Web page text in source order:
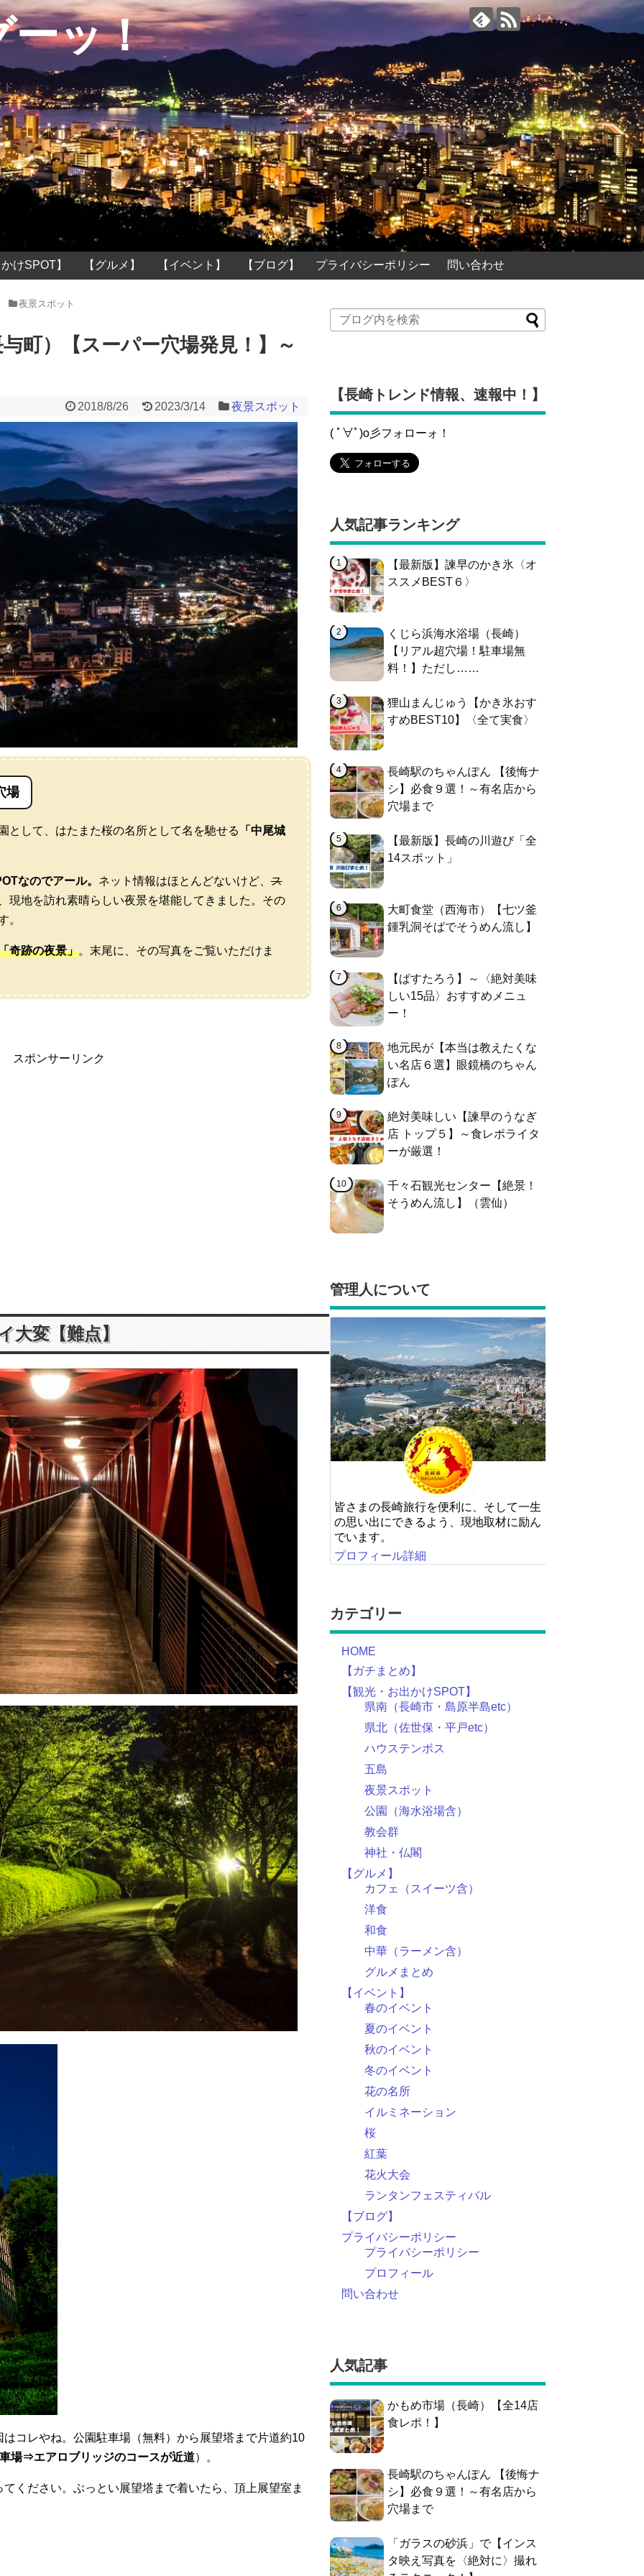
ーッ！
けSPOT】 【グルメ】 【イベント】 【ブログ】 プライバシーポリシー 問い合わせ
夜景スポット
町）【スーパー穴場発見！】～
2018/8/26 2023/3/14 夜景スポット
場
として、はたまた桜の名所として名を馳せる 「中尾城
なのでアール。 ネット情報はほとんどないけど、ス
現地を訪れ素晴らしい夜景を堪能してきました。その
。
奇跡の夜景」。末尾に、その写真をご覧いただけま
スポンサーリンク
大変【難点】
コレやね。公園駐車場（無料）から展望塔まで片道約10
場⇒エアロブリッジのコースが近道）。
ください。ぶっとい展望塔まで着いたら、頂上展望室ま
【長崎トレンド情報、速報中！】
( ﾟ∀ﾟ)o彡フォローォ！
人気記事ランキング
【最新版】諫早のかき氷〈オ
ススメBEST６〉
くじら浜海水浴場（長崎）
【リアル超穴場！駐車場無
料！】ただし……
狸山まんじゅう【かき氷おす
すめBEST10】〈全て実食〉
長崎駅のちゃんぽん 【後悔ナ
シ】必食９選！～有名店から
穴場まで
【最新版】長崎の川遊び「全
14スポット」
大町食堂（西海市）【七ツ釜
鍾乳洞そばでそうめん流し】
【ぱすたろう】～〈絶対美味
しい15品〉おすすめメニュ
ー！
地元民が【本当は教えたくな
い名店６選】眼鏡橋のちゃん
ぽん
絶対美味しい【諫早のうなぎ
店 トップ５】～食レポライタ
ーが厳選！
千々石観光センター【絶景！
そうめん流し】（雲仙）
管理人について
皆さまの長崎旅行を便利に、そして一生
の思い出にできるよう、現地取材に励ん
でいます。
プロフィール詳細
カテゴリー
HOME
【ガチまとめ】
【観光・お出かけSPOT】
県南（長崎市・島原半島etc）
県北（佐世保・平戸etc）
ハウステンボス
五島
夜景スポット
公園（海水浴場含）
教会群
神社・仏閣
【グルメ】
カフェ（スイーツ含）
洋食
和食
中華（ラーメン含）
グルメまとめ
【イベント】
春のイベント
夏のイベント
秋のイベント
冬のイベント
花の名所
イルミネーション
桜
紅葉
花火大会
ランタンフェスティバル
【ブログ】
プライバシーポリシー
プライバシーポリシー
プロフィール
問い合わせ
人気記事
かもめ市場（長崎）【全14店
食レポ！】
長崎駅のちゃんぽん 【後悔ナ
シ】必食９選！～有名店から
穴場まで
「ガラスの砂浜」で【インス
タ映え写真を〈絶対に〉撮れ